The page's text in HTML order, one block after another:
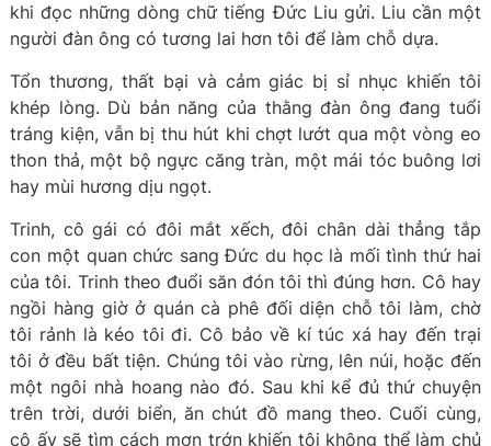
khi đọc những dòng chữ tiếng Đức Liu gửi. Liu cần một
người đàn ông có tương lai hơn tôi để làm chỗ dựa.
Tổn thương, thất bại và cảm giác bị sỉ nhục khiến tôi
khép lòng. Dù bản năng của thằng đàn ông đang tuổi
tráng kiện, vẫn bị thu hút khi chợt lướt qua một vòng eo
thon thả, một bộ ngực căng tràn, một mái tóc buông lơi
hay mùi hương dịu ngọt.
Trinh, cô gái có đôi mắt xếch, đôi chân dài thẳng tắp
con một quan chức sang Đức du học là mối tình thứ hai
của tôi. Trinh theo đuổi săn đón tôi thì đúng hơn. Cô hay
ngồi hàng giờ ở quán cà phê đối diện chỗ tôi làm, chờ
tôi rảnh là kéo tôi đi. Cô bảo về kí túc xá hay đến trại
tôi ở đều bất tiện. Chúng tôi vào rừng, lên núi, hoặc đến
một ngôi nhà hoang nào đó. Sau khi kể đủ thứ chuyện
trên trời, dưới biển, ăn chút đồ mang theo. Cuối cùng,
cô ấy sẽ tìm cách mơn trớn khiến tôi không thể làm chủ